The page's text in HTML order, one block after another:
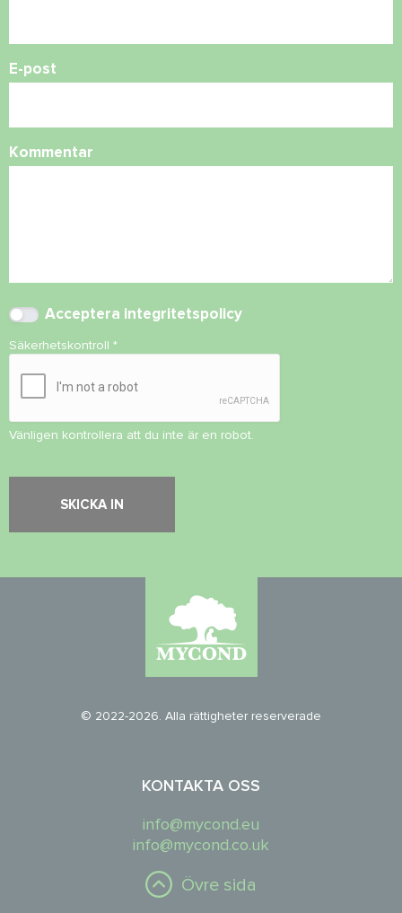
E-post
Kommentar
Acceptera integritetspolicy
Säkerhetskontroll *
Vänligen kontrollera att du inte är en robot.
© 2022-2026. Alla rättigheter reserverade
KONTAKTA OSS
info@mycond.eu
info@mycond.co.uk
Övre sida